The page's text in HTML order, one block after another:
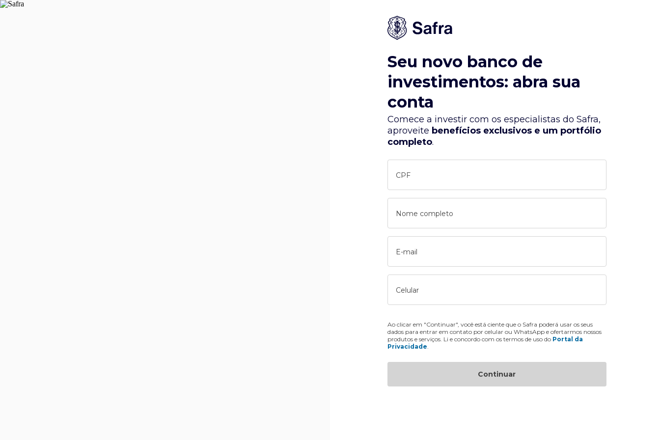
Seu novo banco de
investimentos: abra sua
conta
Comece a investir com os especialistas do Safra,
aproveite benefícios exclusivos e um portfólio
completo.
CPF
Nome completo
E-mail
Celular
Ao clicar em "Continuar", você está ciente que o Safra poderá usar os seus
dados para entrar em contato por celular ou WhatsApp e ofertarmos nossos
produtos e serviços. Li e concordo com os termos de uso do Portal da
Privacidade
Continuar